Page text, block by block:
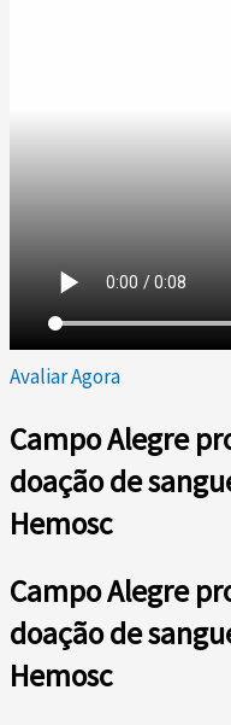
Avaliar Agora
Campo Alegre
doação de
Hemosc
Campo Alegre
doação de
Hemosc